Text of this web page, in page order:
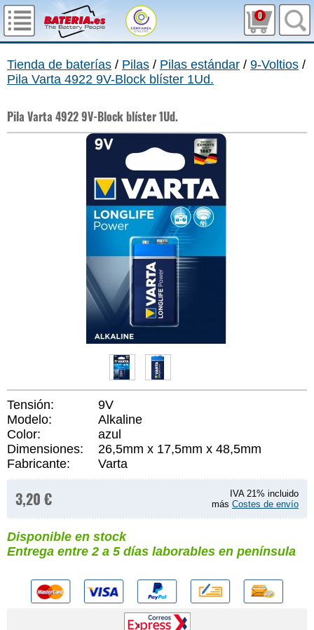
0
Tienda de baterías / Pilas / Pilas estándar / 9-Voltios /
Pila Varta 4922 9V-Block blíster 1Ud.
Pila Varta 4922 9V-Block blíster 1Ud.
Tensión:
9V
Modelo:
Alkaline
Color:
azul
Dimensiones:
26,5mm x 17,5mm x 48,5mm
Fabricante:
Varta
3,20 €
IVA 21% incluido
más Costes de envío
Disponible en stock
Entrega entre 2 a 5 días laborables en península